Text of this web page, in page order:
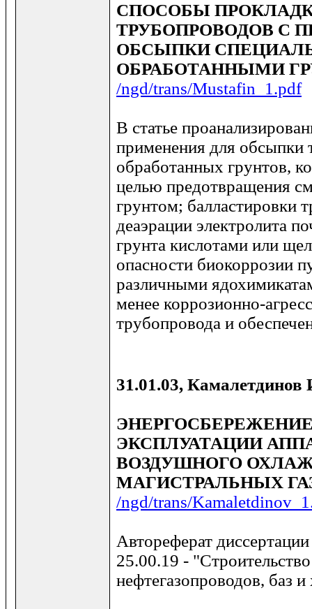
СПОСОБЫ
ТРУБОПРОВОДОВ С
ОБСЫПКИ
ОБРАБОТАННЫМИ
/ngd/trans/Mustafin_1.pdf
В статье
применения для обсыпки
обработанных грунтов,
целью предотвращения
грунтом; балластировки
деаэрации электролита
грунта кислотами или
опасности биокоррозии
различными
менее коррозионно-
трубопровода и
31.01.03,
ЭКСПЛУАТАЦИИ
ВОЗДУШНОГО
МАГИСТРАЛЬНЫХ
/ngd/trans/
Автореферат
25.00.19 -
нефтегазопроводов, баз